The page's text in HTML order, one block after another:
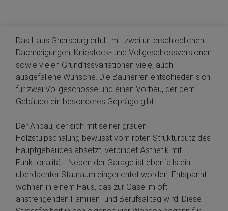
Das Haus Ghersburg erfüllt mit zwei unterschiedlichen
Dachneigungen, Kniestock- und Vollgeschossversionen
sowie vielen Grundrissvariationen viele, auch
ausgefallene Wünsche. Die Bauherren entschieden sich
für zwei Vollgeschosse und einen Vorbau, der dem
Gebäude ein besonderes Gepräge gibt.
Der Anbau, der sich mit seiner grauen
Holzstülpschalung bewusst vom roten Strukturputz des
Hauptgebäudes absetzt, verbindet Ästhetik mit
Funktionalität:. Neben der Garage ist ebenfalls ein
überdachter Stauraum eingerichtet worden: Entspannt
wohnen in einem Haus, das zur Oase im oft
anstrengenden Familien- und Berufsalltag wird: Diese